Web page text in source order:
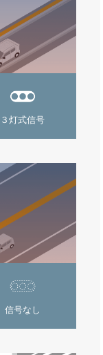
３灯式信号
信号なし